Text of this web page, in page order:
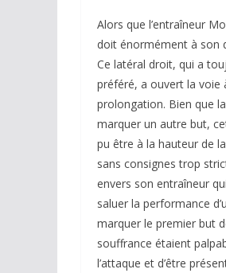
Alors que l’entraîneur
doit énormément à son
Ce latéral droit, qui a
préféré, a ouvert la voie
prolongation. Bien que
marquer un autre but,
pu être à la hauteur de
sans consignes trop
envers son entraîneur
saluer la performance
marquer le premier but
souffrance étaient
l’attaque et d’être